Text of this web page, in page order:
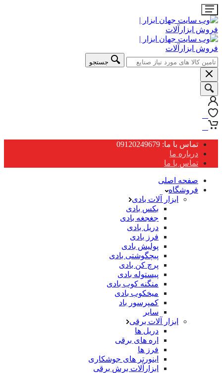
جستجو
تماس با ما: 09120249679
درباره ما
تماس با ما
صفحه اصلی
فروشگاه
ابزار آلات بادی
بکس بادی
جغجغه بادی
دریل بادی
فرز بادی
پولیش بادی
پیچگوشتی بادی
پرچ کن بادی
پیستوله بادی
منگنه کوب بادی
میخکوب بادی
کمپرسور باد
سایر
ابزار آلات برقی
دریل ها
اره های برقی
فرز ها
اینورتر های جوشکاری
ابزارآلات برش برقی